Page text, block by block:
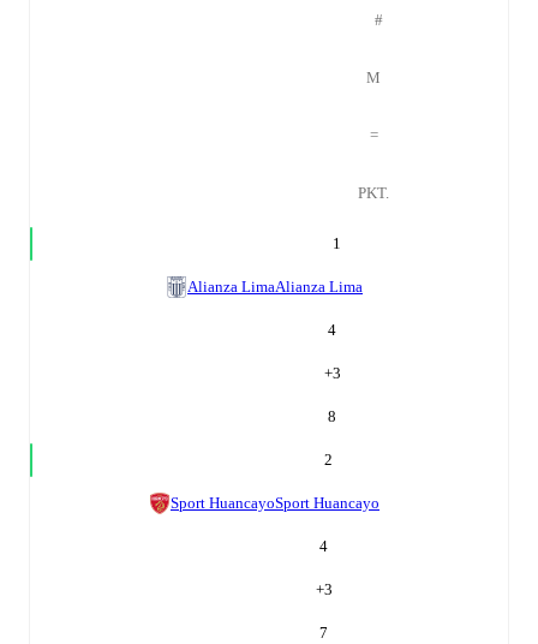
#
M
=
PKT.
1
Alianza LimaAlianza Lima
4
+3
8
2
Sport HuancayoSport Huancayo
4
+3
7